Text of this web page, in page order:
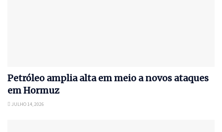
Petróleo amplia alta em meio a novos ataques
em Hormuz
JULHO 14, 2026